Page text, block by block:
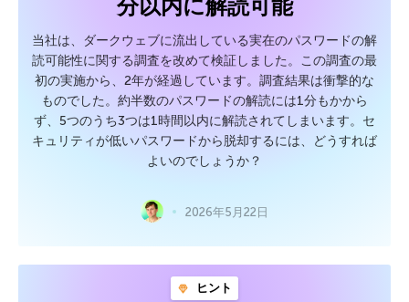
分以内に解読可能
当社は、ダークウェブに流出している実在のパスワードの解
読可能性に関する調査を改めて検証しました。この調査の最
初の実施から、2年が経過しています。調査結果は衝撃的な
ものでした。約半数のパスワードの解読には1分もかから
ず、5つのうち3つは1時間以内に解読されてしまいます。セ
キュリティが低いパスワードから脱却するには、どうすれば
よいのでしょうか？
2026年5月22日
ヒント